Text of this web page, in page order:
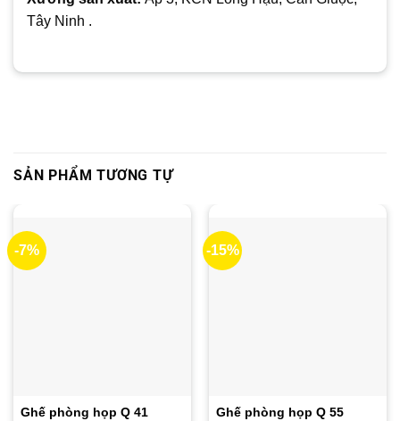
Tây Ninh .
SẢN PHẨM TƯƠNG TỰ
-7%
Ghế phòng họp Q 41
-15%
Ghế phòng họp Q 55